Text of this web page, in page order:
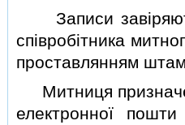
Записи
спiвробiтника
проставлянням
Митниця
електронної